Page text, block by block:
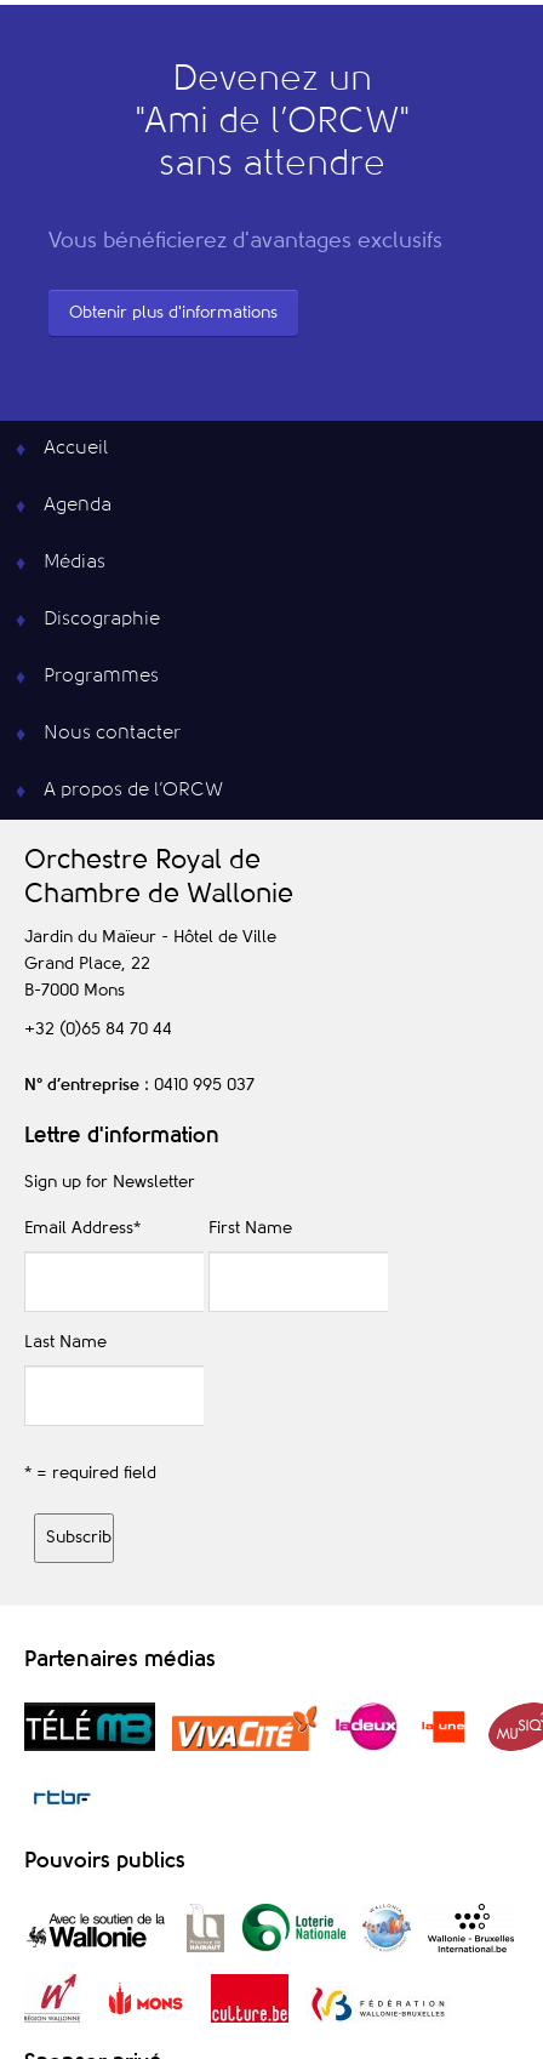
Devenez un
"Ami de l’ORCW"
sans attendre
Vous bénéficierez d'avantages exclusifs
Obtenir plus d'informations
Accueil
Agenda
Médias
Discographie
Programmes
Nous contacter
A propos de l’ORCW
Orchestre Royal de
Chambre de Wallonie
Jardin du Maïeur - Hôtel de Ville
Grand Place, 22
B-7000 Mons
+32 (0)65 84 70 44
N° d’entreprise : 0410 995 037
Lettre d'information
Sign up for Newsletter
Email Address* First Name
Last Name
* = required field
Partenaires médias
Pouvoirs publics